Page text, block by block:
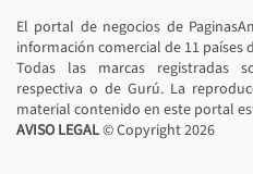
El portal de negocios de
información comercial de 11 países
Todas las marcas registradas
respectiva o de Gurú. La
material contenido en este portal
AVISO LEGAL© Copyright2026